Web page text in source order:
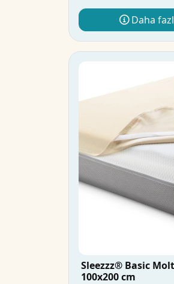
Daha
Sleezzz® Basic
100x200 cm